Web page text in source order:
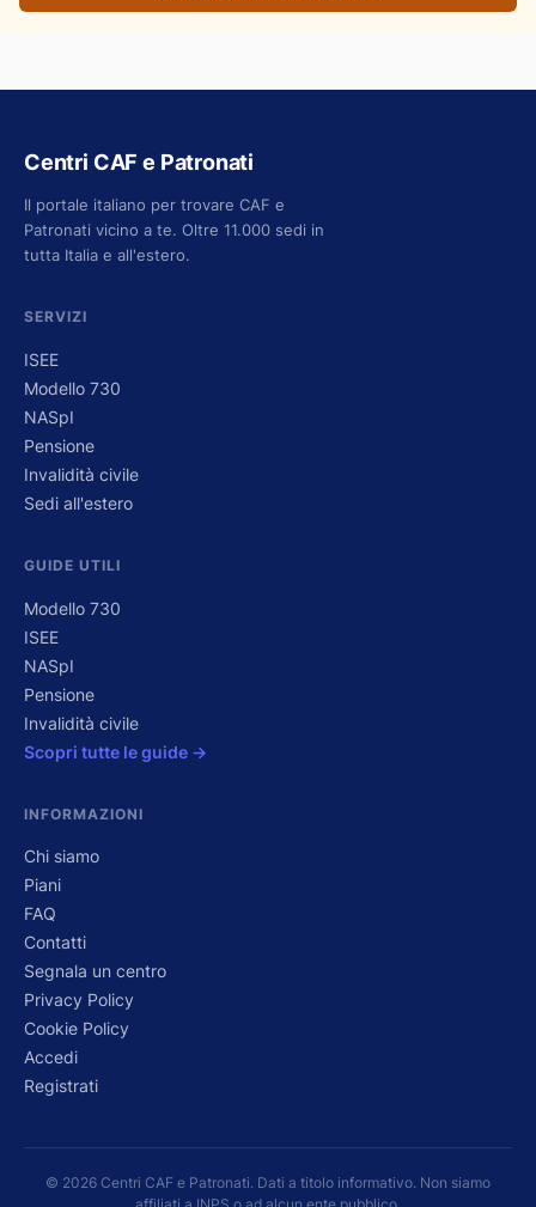
Centri CAF e Patronati
Il portale italiano per trovare CAF e
Patronati vicino a te. Oltre 11.000 sedi in
tutta Italia e all'estero.
SERVIZI
ISEE
Modello 730
NASpI
Pensione
Invalidità civile
Sedi all'estero
GUIDE UTILI
Modello 730
ISEE
NASpI
Pensione
Invalidità civile
Scopri tutte le guide →
INFORMAZIONI
Chi siamo
Piani
FAQ
Contatti
Segnala un centro
Privacy Policy
Cookie Policy
Accedi
Registrati
© 2026 Centri CAF e Patronati. Dati a titolo informativo. Non siamo